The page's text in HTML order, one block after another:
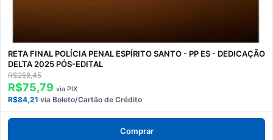
RETA FINAL POLÍCIA PENAL ESPÍRITO SANTO - PP ES - DEDICAÇÃO
DELTA 2025 PÓS-EDITAL
R$258,45
R$75,79 via PIX
R$84,21 via Boleto/Cartão de Crédito
Comprar